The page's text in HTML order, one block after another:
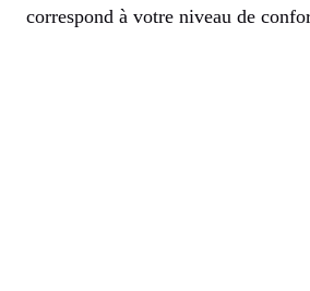
correspond à votre niveau de